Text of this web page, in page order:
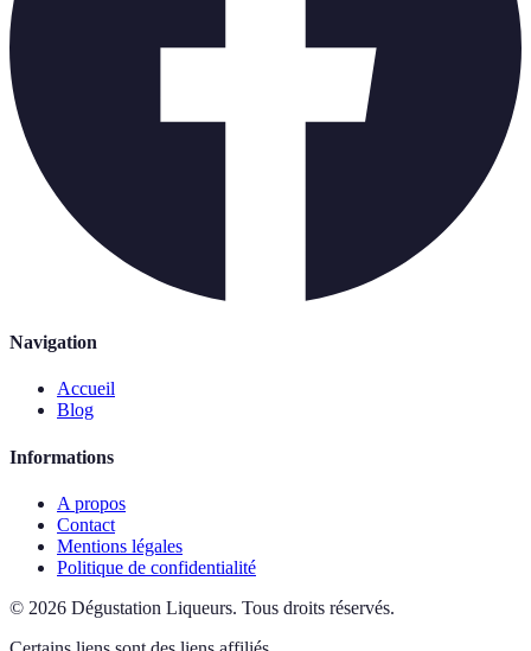
Navigation
Accueil
Blog
Informations
A propos
Contact
Mentions légales
Politique de confidentialité
© 2026 Dégustation Liqueurs. Tous droits réservés.